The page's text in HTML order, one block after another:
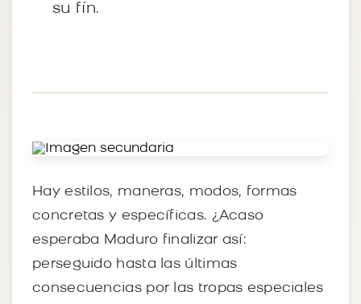
su fín.
Hay estilos, maneras, modos, formas
concretas y específicas. ¿Acaso
esperaba Maduro finalizar así:
perseguido hasta las últimas
consecuencias por las tropas especiales